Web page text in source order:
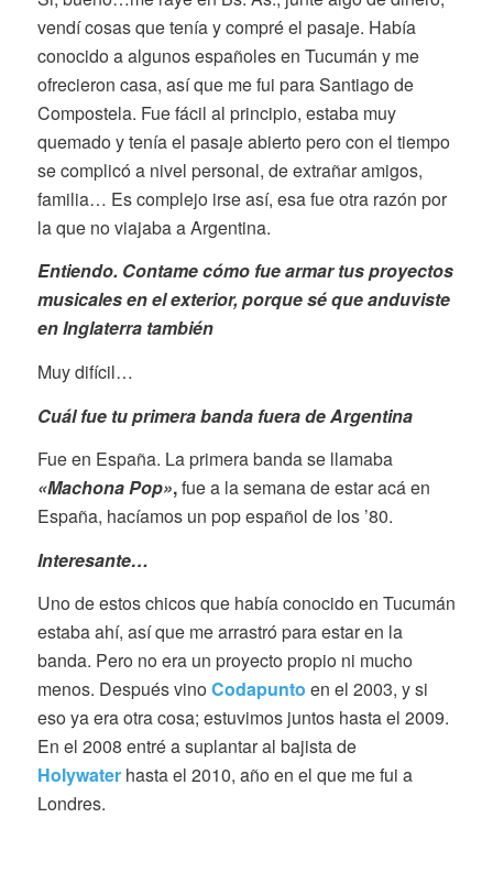
vendí cosas que tenía y compré el pasaje. Había
conocido a algunos españoles en Tucumán y me
ofrecieron casa, así que me fui para Santiago de
Compostela. Fue fácil al principio, estaba muy
quemado y tenía el pasaje abierto pero con el tiempo
se complicó a nivel personal, de extrañar amigos,
familia… Es complejo irse así, esa fue otra razón por
la que no viajaba a Argentina.
Entiendo. Contame cómo fue armar tus proyectos
musicales en el exterior, porque sé que anduviste
en Inglaterra también
Muy difícil…
Cuál fue tu primera banda fuera de Argentina
Fue en España. La primera banda se llamaba
«Machona Pop»,fue a la semana de estar acá en
España, hacíamos un pop español de los ’80.
Interesante…
Uno de estos chicos que había conocido en Tucumán
estaba ahí, así que me arrastró para estar en la
banda. Pero no era un proyecto propio ni mucho
menos. Después vinoCodapunto en el 2003, y si
eso ya era otra cosa; estuvimos juntos hasta el 2009.
En el 2008 entré a suplantar al bajista de
Holywater hasta el 2010, año en el que me fui a
Londres.